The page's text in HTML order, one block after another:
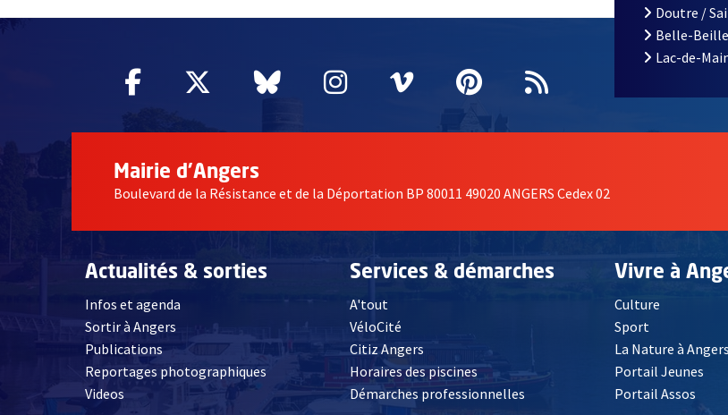
Facebook
, Ouvre une nouvelle fenêtre
Twitter
, Ouvre une nouvelle fenêtre
Bluesky
, Ouvre une nouvelle fenêtre
Instagram
, Ouvre une nouvelle fenêtre
Vimeo
, Ouvre une nouvelle fenêtre
Pinterest
, Ouvre une nouvelle
Flux RSS
Doutre /
Belle-Beille
Lac-de-
Mairie d'Angers
Boulevard de la Résistance et de la Déportation BP 80011 49020 ANGERS Cedex 02
Actualités & sorties
Infos et agenda
Sortir à Angers
Publications
Reportages photographiques
Videos, Ouvre une nouvelle fenêtre
Services & démarches
A'tout
VéloCité
Citiz Angers , Ouvre une nouvelle fenêtre
Horaires des piscines
Démarches professionnelles
Vivre à
Culture
Sport
La Nature à Angers
Portail Jeunes
Portail Assos